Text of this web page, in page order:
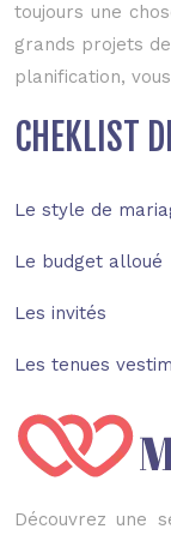
toujours une
grands projets
planification,
CHEKLIST
Le style de
Le budget alloué
Les invités
Les tenues
Découvrez une